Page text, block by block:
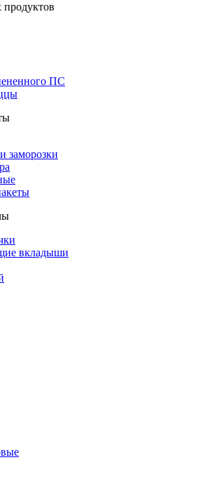
ПС
заморозки
вкладыши